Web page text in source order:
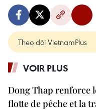
Theo dõi VietnamPlus
VOIR PLUS
Dong Thap renforce
flotte de pêche et la